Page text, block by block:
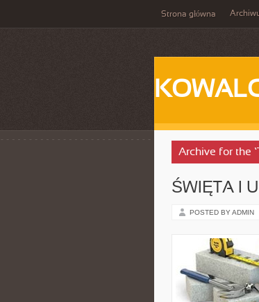
Strona główna
Archive for the
ŚWIĘTA I
POSTED BY ADMIN